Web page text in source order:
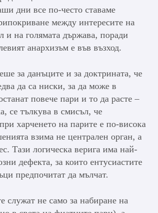
дни все по-често ставаме
между интересите на
и на голямата държава, поради
анархизъм е във възход.
за данъците и за доктрината, че
да са ниски, за да може в
повече пари и то да расте –
се тълкува в смисъл, че
харченето на парите е по-висока
взима не централен орган, а
Тази логическа верига има най-
дефекта, за които ентусиастите
предпочитат да мълчат.
служат не само за набиране на